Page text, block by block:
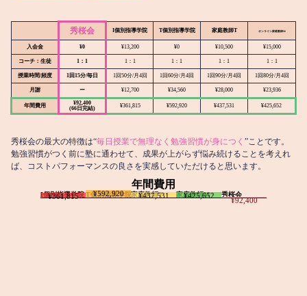
秀桜会 I個別指導学院 T個別指導学院 家庭教師T オンライン家庭教師M
入会金 ¥0 ¥13,200 ¥0 ¥10,500 ¥15,000
コーチ：生徒 1：1 1：1 1：1 1：1 1：1
授業時間/頻度 1回15分/毎日 1回50分/月4回 1回60分/月4回 1回90分/月4回 1回80分/月4回
月謝 ー ¥12,700 ¥34,560 ¥28,000 ¥23,936
年間費用
¥92,400
(66日完結)
¥361,815 ¥592,920 ¥437,531 ¥425,652
秀桜会の最大の特徴は“毎日授業で無理なく勉強習慣が身につく ”ことです。
勉強習慣がつく前に塾に通わせて、成果が上がらず悩み続けることを考えれ
ば、コストパフォーマンスの良さを実感していただけると思います。
年間費用
I個別指導学院
¥361,815 T個別指導学院
¥592,920 家庭教師T
¥437,531 家庭教師M
¥425,652 秀桜会
¥92,400